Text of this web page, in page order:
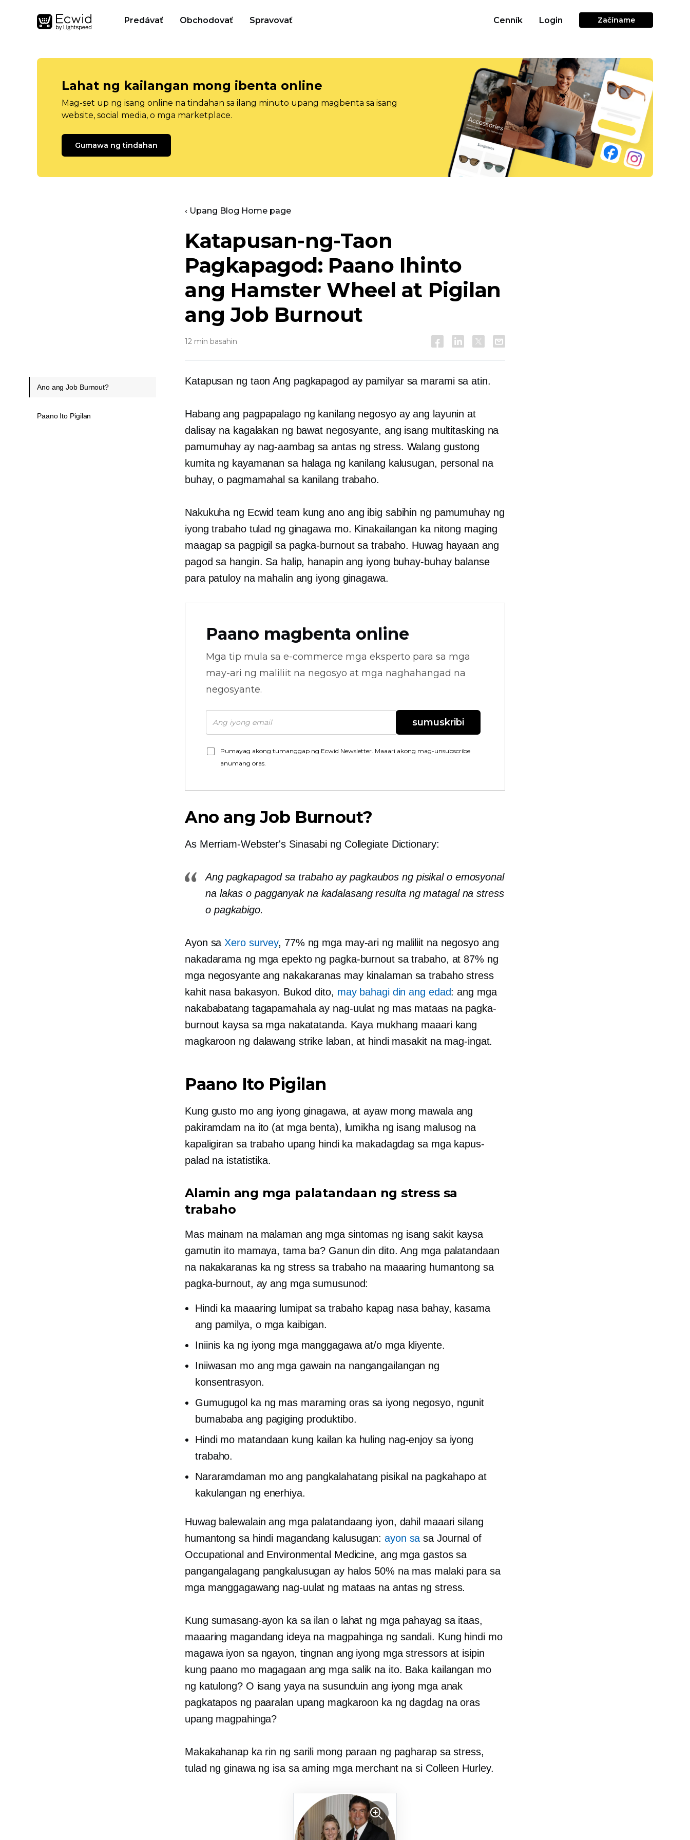
Predávať Obchodovať Spravovať Cenník Login Začíname
Lahat ng kailangan mong ibenta online
Mag-set up ng isang online na tindahan sa ilang minuto upang magbenta sa isang
website, social media, o mga marketplace.
Gumawa ng tindahan
‹ Upang Blog Home page
Katapusan-ng-Taon
Pagkapagod: Paano Ihinto
ang Hamster Wheel at Pigilan
ang Job Burnout
12 min basahin
Katapusan ng taon Ang pagkapagod ay pamilyar sa marami sa atin.
Habang ang pagpapalago ng kanilang negosyo ay ang layunin at
dalisay na kagalakan ng bawat negosyante, ang isang multitasking na
pamumuhay ay nag-aambag sa antas ng stress. Walang gustong
kumita ng kayamanan sa halaga ng kanilang kalusugan, personal na
buhay, o pagmamahal sa kanilang trabaho.
Nakukuha ng Ecwid team kung ano ang ibig sabihin ng pamumuhay ng
iyong trabaho tulad ng ginagawa mo. Kinakailangan ka nitong maging
maagap sa pagpigil sa pagka-burnout sa trabaho. Huwag hayaan ang
pagod sa hangin. Sa halip, hanapin ang iyong buhay-buhaybalanse
para patuloy na mahalin ang iyong ginagawa.
Paano magbenta online
Mga tip mula sa e-commerce mga eksperto para sa mga
may-ari ng maliliit na negosyo at mga naghahangad na
negosyante.
sumuskribi
Pumayag akong tumanggap ng Ecwid Newsletter. Maaari akong mag-unsubscribe
anumang oras.
Ano ang Job Burnout?
As Merriam-Webster's Sinasabi ng Collegiate Dictionary:
Ang pagkapagod sa trabaho ay pagkaubos ng pisikal o emosyonal
na lakas o pagganyak na kadalasang resulta ng matagal na stress
o pagkabigo.
Ayon sa Xero survey, 77% ng mga may-ari ng maliliit na negosyo ang
nakadarama ng mga epekto ng pagka-burnout sa trabaho, at 87% ng
mga negosyante ang nakakaranas may kinalaman sa trabahostress
kahit nasa bakasyon. Bukod dito, may bahagi din ang edad: ang mga
nakababatang tagapamahala ay nag-uulat ng mas mataas na pagka-
burnout kaysa sa mga nakatatanda. Kaya mukhang maaari kang
magkaroon ng dalawang strike laban, at hindi masakit na mag-ingat.
Paano Ito Pigilan
Kung gusto mo ang iyong ginagawa, at ayaw mong mawala ang
pakiramdam na ito (at mga benta), lumikha ng isang malusog na
kapaligiran sa trabaho upang hindi ka makadagdag sa mga kapus-
palad na istatistika.
Alamin ang mga palatandaan ng stress sa
trabaho
Mas mainam na malaman ang mga sintomas ng isang sakit kaysa
gamutin ito mamaya, tama ba? Ganun din dito. Ang mga palatandaan
na nakakaranas ka ng stress sa trabaho na maaaring humantong sa
pagka-burnout, ay ang mga sumusunod:
Hindi ka maaaring lumipat sa trabaho kapag nasa bahay, kasama
ang pamilya, o mga kaibigan.
Iniinis ka ng iyong mga manggagawa at/o mga kliyente.
Iniiwasan mo ang mga gawain na nangangailangan ng
konsentrasyon.
Gumugugol ka ng mas maraming oras sa iyong negosyo, ngunit
bumababa ang pagiging produktibo.
Hindi mo matandaan kung kailan ka huling nag-enjoy sa iyong
trabaho.
Nararamdaman mo ang pangkalahatang pisikal na pagkahapo at
kakulangan ng enerhiya.
Huwag balewalain ang mga palatandaang iyon, dahil maaari silang
humantong sa hindi magandang kalusugan: ayon sa sa Journal of
Occupational and Environmental Medicine, ang mga gastos sa
pangangalagang pangkalusugan ay halos 50% na mas malaki para sa
mga manggagawang nag-uulat ng mataas na antas ng stress.
Kung sumasang-ayon ka sa ilan o lahat ng mga pahayag sa itaas,
maaaring magandang ideya na magpahinga ng sandali. Kung hindi mo
magawa iyon sa ngayon, tingnan ang iyong mga stressors at isipin
kung paano mo magagaan ang mga salik na ito. Baka kailangan mo
ng katulong? O isang yaya na susunduin ang iyong mga anak
pagkatapos ng paaralan upang magkaroon ka ng dagdag na oras
upang magpahinga?
Makakahanap ka rin ng sarili mong paraan ng pagharap sa stress,
tulad ng ginawa ng isa sa aming mga merchant na si Colleen Hurley.
Ano ang Job Burnout?
Paano Ito Pigilan